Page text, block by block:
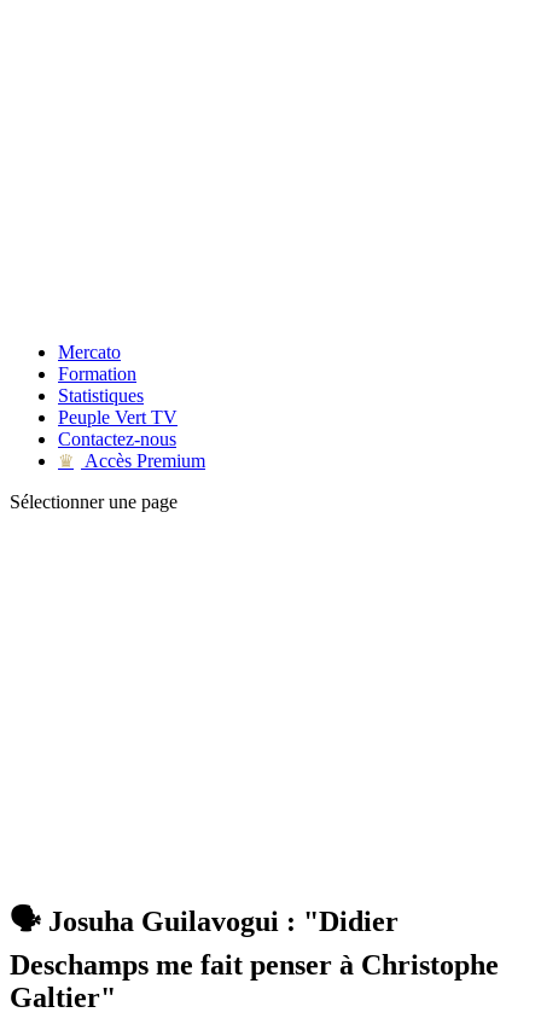
Mercato
Formation
Statistiques
Peuple Vert TV
Contactez-nous
♛
Accès Premium
Sélectionner une page
🗣 Josuha Guilavogui : "Didier
Deschamps me fait penser à Christophe
Galtier"